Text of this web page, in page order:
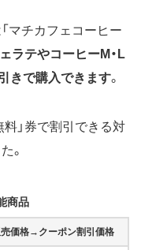
マチカフェコーヒー
ラテやコーヒーM・L
きで購入できます。
」券で割引できる対
。
商品
売価格→クーポン割引価格